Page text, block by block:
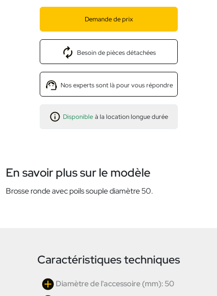
Demande de prix
Besoin de pièces détachées
Nos experts sont là pour vous répondre
Disponible à la location longue durée
En savoir plus sur le modèle
Brosse ronde avec poils souple diamètre 50.
Caractéristiques techniques
Diamètre de l'accessoire (mm): 50